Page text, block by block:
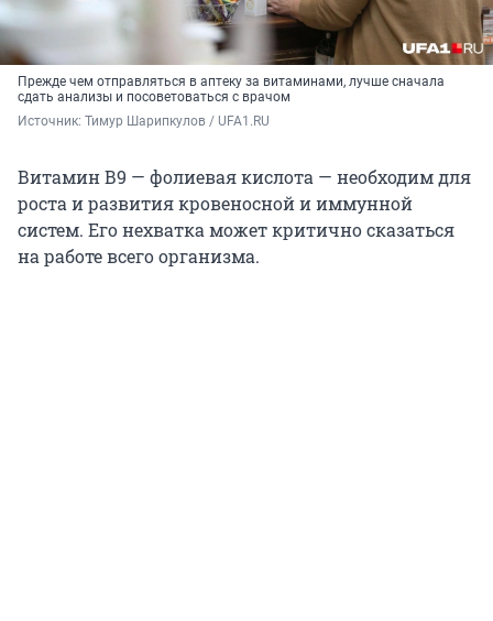
Прежде чем отправляться в аптеку за витаминами, лучше сначала
сдать анализы и посоветоваться с врачом
Источник: Тимур Шарипкулов / UFA1.RU
Витамин В9 — фолиевая кислота — необходим для
роста и развития кровеносной и иммунной
систем. Его нехватка может критично сказаться
на работе всего организма.